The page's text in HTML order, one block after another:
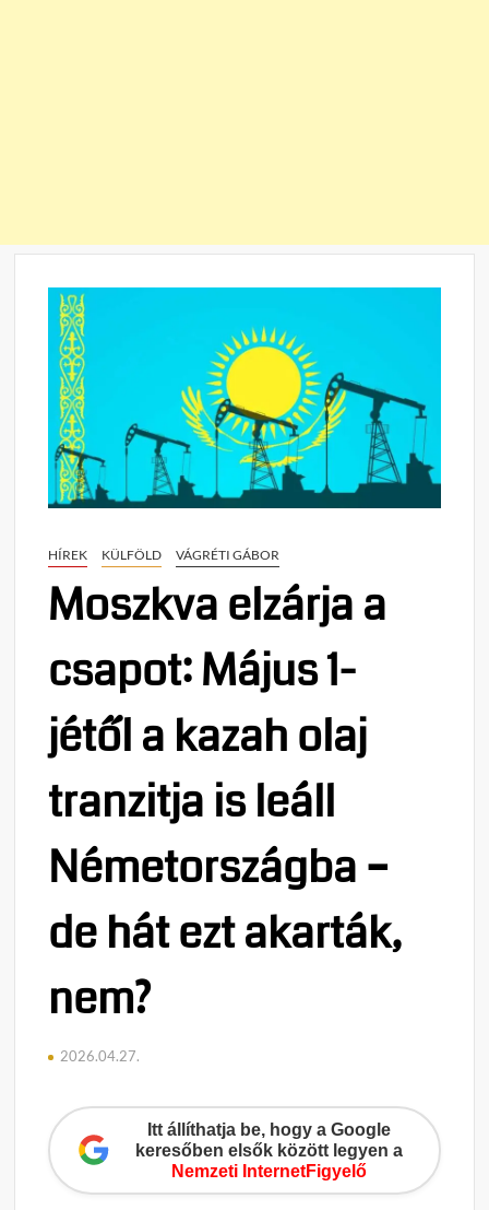
HÍREK KÜLFÖLD VÁGRÉTI GÁBOR
Moszkva elzárja a
csapot: Május 1-
jétől a kazah olaj
tranzitja is leáll
Németországba –
de hát ezt akarták,
nem?
2026.04.27.
Itt állíthatja be, hogy a Google
keresőben elsők között legyen a
Nemzeti InternetFigyelő